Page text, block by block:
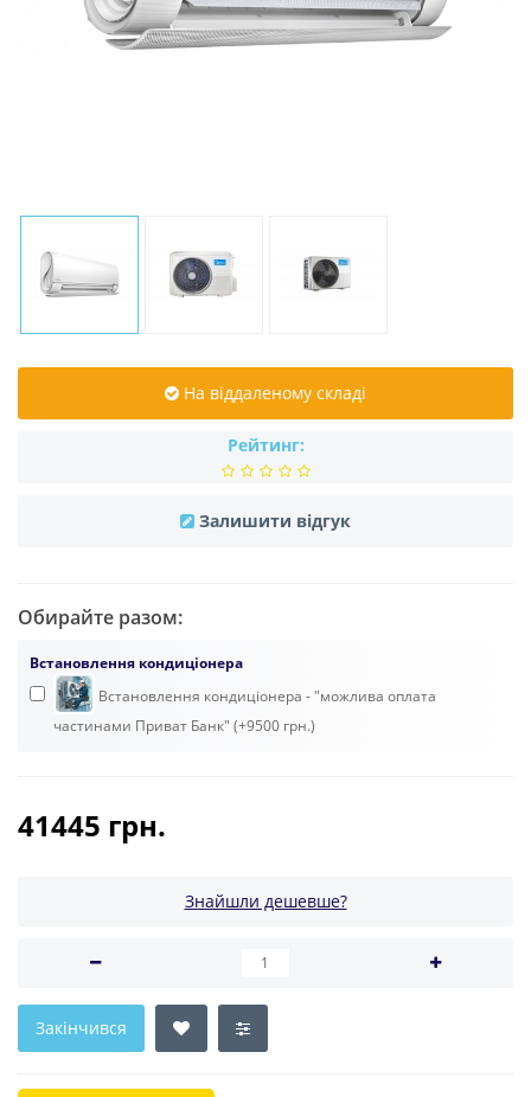
На віддаленому складі
Рейтинг:
Залишити відгук
Обирайте разом:
Встановлення кондиціонера
Встановлення кондиціонера - "можлива оплата
частинами Приват Банк" (+9500 грн.)
41445 грн.
Знайшли дешевше?
Закінчився